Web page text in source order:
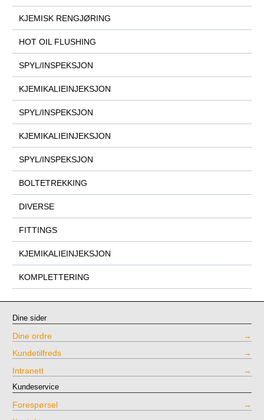
KJEMISK RENGJØRING
HOT OIL FLUSHING
SPYL/INSPEKSJON
KJEMIKALIEINJEKSJON
SPYL/INSPEKSJON
KJEMIKALIEINJEKSJON
SPYL/INSPEKSJON
BOLTETREKKING
DIVERSE
FITTINGS
KJEMIKALIEINJEKSJON
KOMPLETTERING
Dine sider
Dine ordre
Kundetilfreds
Intranett
Kundeservice
Forespørsel